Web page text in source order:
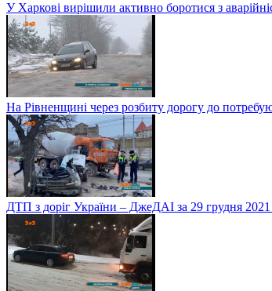
У Харкові вирішили активно боротися з
На Рівненщині через розбиту дорогу до
ДТП з доріг України – ДжеДАІ за 29 грудня